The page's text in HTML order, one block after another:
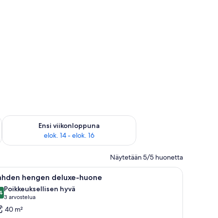
7 - elok. 9
Ensi viikonloppuna
elok. 14 - elok. 16
Tarkista ensi viikonlopun saatavuus elok. 14 - elok. 16
Näytetään 5/5 huonetta
sohva, tuoli ja pieni pöytä. Moderni hotellihuone, jossa on suuri sänky,
12 hengen deluxe-huone
kautta 10
Poikkeuksellisen hyvä
3 arvostelua
(3
arvostelua)
40 m²